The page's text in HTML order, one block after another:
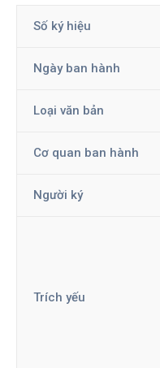
Số ký hiệu
Ngày ban hành
Loại văn bản
Cơ quan ban hành
Người ký
Trích yếu